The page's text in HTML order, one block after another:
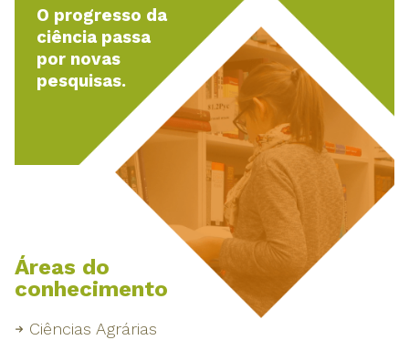
O progresso da
ciência passa
por novas
pesquisas.
Áreas do
conhecimento
Ciências Agrárias